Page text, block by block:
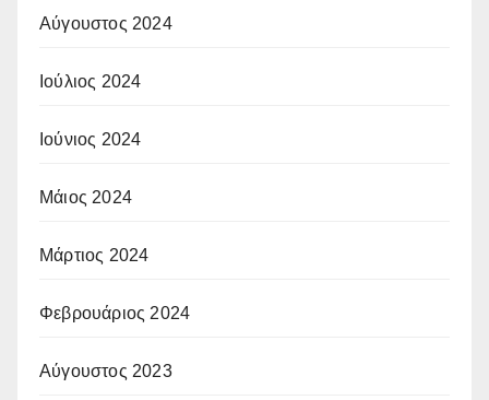
Αύγουστος 2024
Ιούλιος 2024
Ιούνιος 2024
Μάιος 2024
Μάρτιος 2024
Φεβρουάριος 2024
Αύγουστος 2023